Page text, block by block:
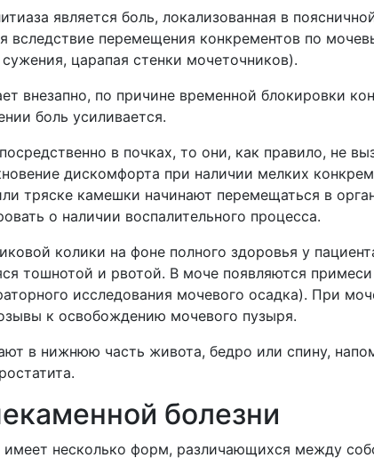
является боль, локализованная в
вследствие перемещения конкрементов по
царапая стенки мочеточников).
внезапно, по причине временной блокировки
боль усиливается.
в почках, то они, как правило, не
дискомфорта при наличии мелких
тряске камешки начинают перемещаться в
о наличии воспалительного процесса.
колики на фоне полного здоровья у
тошнотой и рвотой. В моче появляются
исследования мочевого осадка). При
к освобождению мочевого пузыря.
в нижнюю часть живота, бедро или спину,
болезни
имеет несколько форм, различающихся между